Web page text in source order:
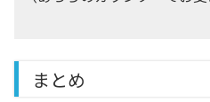
まとめ